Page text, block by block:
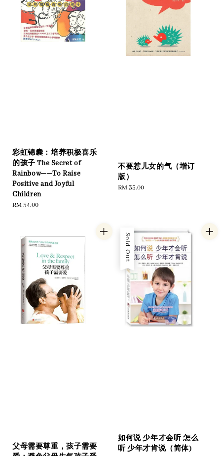
彩虹锦囊：培养积极喜乐
的孩子 The Secret of
Rainbow──To Raise
Positive and Joyful
Children
Regular
RM 54.00
不要惹儿女的气（增订
版）
Regular
RM 35.00
父母需要尊重，孩子需要
Sold Out
如何说 少年才会听 怎么
听 少年才肯说（简体)